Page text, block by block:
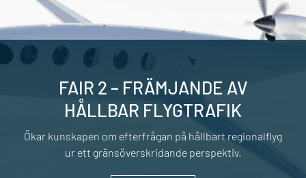
FAIR 2 – FRÄMJANDE AV
HÅLLBAR FLYGTRAFIK
Ökar kunskapen om efterfrågan på hållbart regionalflyg
ur ett gränsöverskridande perspektiv.